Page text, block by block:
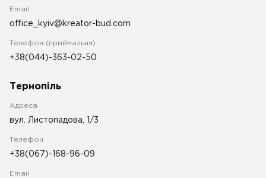
Email
office_kyiv@kreator-bud.com
Телефон (приймальня)
+38(044)-363-02-50
Тернопіль
Адреса
вул. Листопадова, 1/3
Телефон
+38(067)-168-96-09
Email